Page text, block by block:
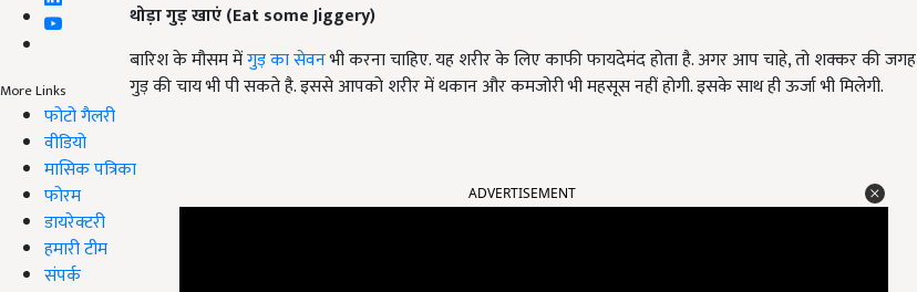
More Links
फोटो गैलरी
वीडियो
मासिक पत्रिका
फोरम
डायरेक्टरी
हमारी टीम
संपर्क
थोड़ा गुड़ खाएं(Eat some Jiggery)
बारिश के मौसम मेंगुड़ का सेवनभी करना चाहिए. यह शरीर के लिए काफी फायदेमंद होता है. अगर आप चाहे, तो शक्कर की जगह
गुड़ की चाय भी पी सकते है. इससे आपको शरीर में थकान और कमजोरी भी महसूस नहीं होगी. इसके साथ ही ऊर्जा भी मिलेगी.